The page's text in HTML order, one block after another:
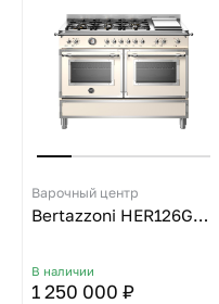
Варочный центр
В наличии
1 250 000 ₽